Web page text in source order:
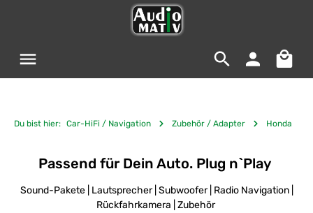
Du bist hier: Car-HiFi / Navigation Zubehör / Adapter Honda
Passend für Dein Auto. Plug n`Play
Sound-Pakete | Lautsprecher | Subwoofer | Radio Navigation |
Rückfahrkamera | Zubehör